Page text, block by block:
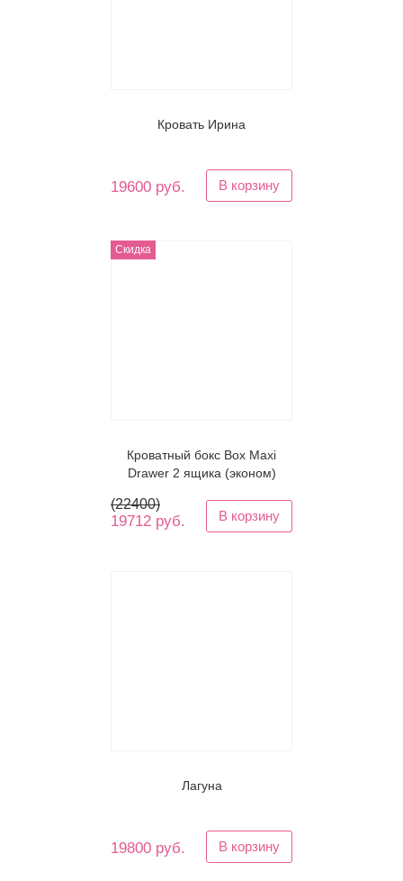
Кровать Ирина
19600 руб. В корзину
Скидка
Кроватный бокс Box Maxi
Drawer 2 ящика (эконом)
(22400)
19712 руб. В корзину
Лагуна
19800 руб. В корзину